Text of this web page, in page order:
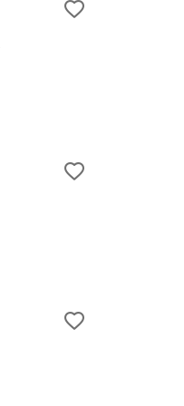
Ajouter
Ajouter
Ajouter